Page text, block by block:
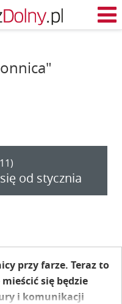
od stycznia
przy farze. Teraz to
się będzie
i komunikacji